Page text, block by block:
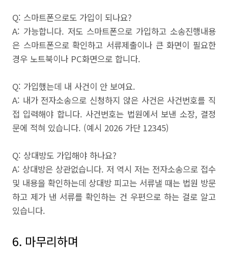
Q: 스마트폰으로도 가입이 되나요?
A: 가능합니다. 저도 스마트폰으로 가입하고 소송진행내용
은 스마트폰으로 확인하고 서류제출이나 큰 화면이 필요한
경우 노트북이나 PC화면으로 합니다.
Q: 가입했는데 내 사건이 안 보여요.
A: 내가 전자소송으로 신청하지 않은 사건은 사건번호를 직
접 입력해야 합니다. 사건번호는 법원에서 보낸 소장, 결정
문에 적혀 있습니다. (예시 2026 가단 12345)
Q: 상대방도 가입해야 하나요?
A: 상대방은 상관없습니다. 저 역시 저는 전자소송으로 접수
및 내용을 확인하는데 상대방 피고는 서류낼 때는 법원 방문
하고 제가 낸 서류를 확인하는 건 우편으로 하는 걸로 알고
있습니다.
6. 마무리하며